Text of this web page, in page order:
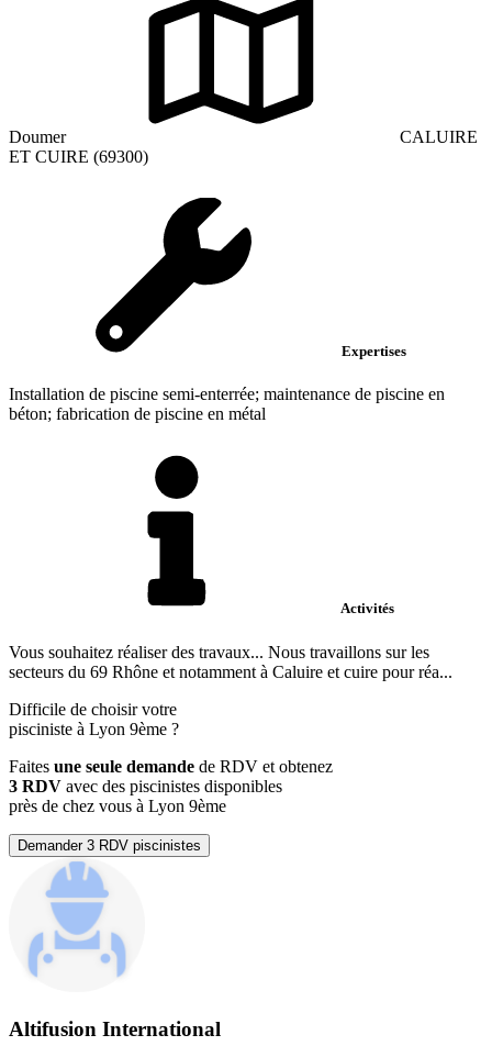
Doumer
CALUIRE
ET CUIRE (69300)
Expertises
Installation de piscine semi-enterrée; maintenance de piscine en
béton; fabrication de piscine en métal
Activités
Vous souhaitez réaliser des travaux... Nous travaillons sur les
secteurs du 69 Rhône et notamment à Caluire et cuire pour réa...
Difficile de choisir votre
pisciniste à Lyon 9ème ?
Faites une seule demande de RDV et obtenez
3 RDV avec des piscinistes disponibles
près de chez vous à Lyon 9ème
Demander 3 RDV piscinistes
Altifusion International